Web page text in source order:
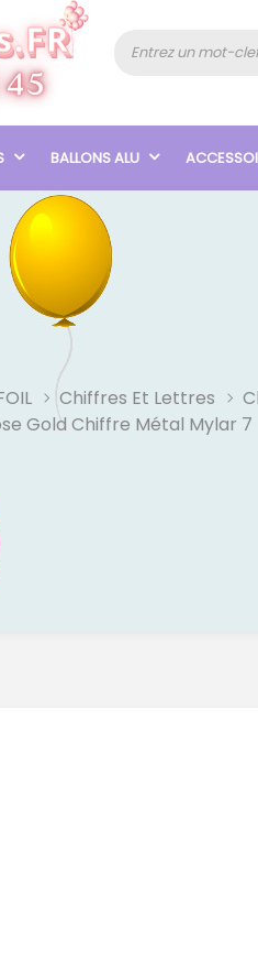
BALLONS ALU
Chiffres Et Lettres
Gold Chiffre Métal Mylar 7